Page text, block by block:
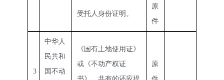
受托人身份证明。
原
件
3
中华人
民共和
国不动
《国有土地使用证》
或《不动产权证
原